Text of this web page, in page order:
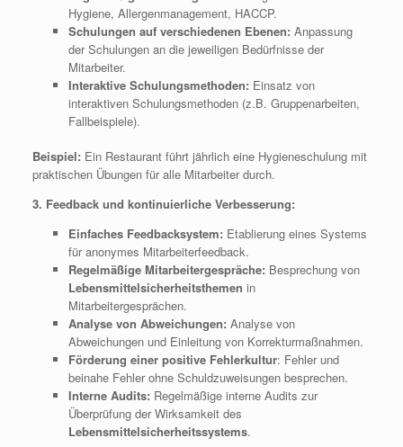
Hygiene, Allergenmanagement, HACCP.
Schulungen auf verschiedenen Ebenen: Anpassung
der Schulungen an die jeweiligen Bedürfnisse der
Mitarbeiter.
Interaktive Schulungsmethoden: Einsatz von
interaktiven Schulungsmethoden (z.B. Gruppenarbeiten,
Fallbeispiele).
Beispiel: Ein Restaurant führt jährlich eine Hygieneschulung mit
praktischen Übungen für alle Mitarbeiter durch.
3. Feedback und kontinuierliche Verbesserung:
Einfaches Feedbacksystem: Etablierung eines Systems
für anonymes Mitarbeiterfeedback.
Regelmäßige Mitarbeitergespräche: Besprechung von
Lebensmittelsicherheitsthemen in
Mitarbeitergesprächen.
Analyse von Abweichungen: Analyse von
Abweichungen und Einleitung von Korrekturmaßnahmen.
Förderung einer positive Fehlerkultur: Fehler und
beinahe Fehler ohne Schuldzuweisungen besprechen.
Interne Audits: Regelmäßige interne Audits zur
Überprüfung der Wirksamkeit des
Lebensmittelsicherheitssystems.